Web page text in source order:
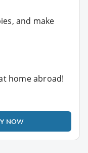
and make
home abroad!
NOW